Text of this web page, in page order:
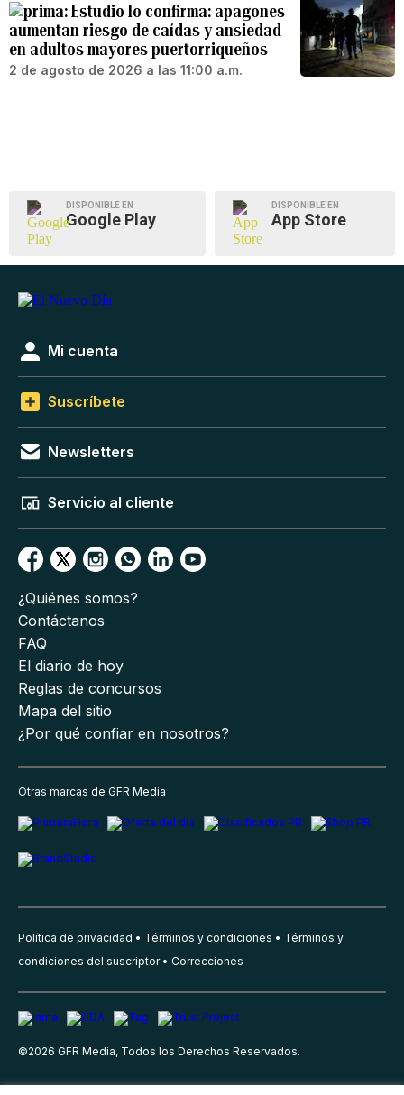
Estudio lo confirma: apagones
aumentan riesgo de caídas y ansiedad
en adultos mayores puertorriqueños
2 de agosto de 2026 a las 11:00 a.m.
DISPONIBLE EN
Google Play
DISPONIBLE EN
App Store
Mi cuenta
Suscríbete
Newsletters
Servicio al cliente
¿Quiénes somos?
Contáctanos
FAQ
El diario de hoy
Reglas de concursos
Mapa del sitio
¿Por qué confiar en nosotros?
Otras marcas de GFR Media
Política de privacidad Términos y condiciones
Términos y
condiciones del suscriptor
Correcciones
©2026 GFR Media, Todos los Derechos Reservados.